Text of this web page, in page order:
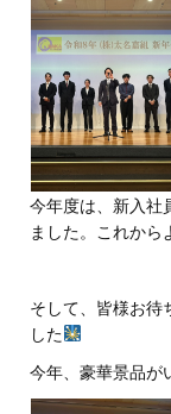
今年度は、新入社
ました。これから
そして、皆様お待
した
今年、豪華景品が